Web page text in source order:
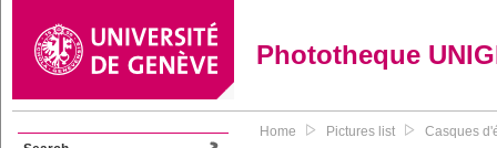
Phototheque
Home Pictures list Casques